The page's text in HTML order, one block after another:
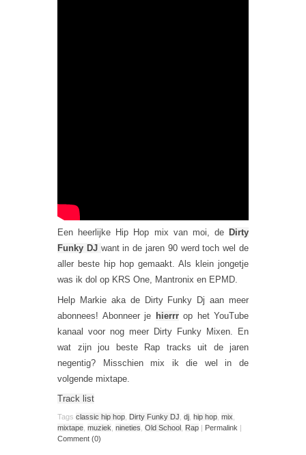
Een heerlijke Hip Hop mix van moi, de Dirty
Funky DJ want in de jaren 90 werd toch wel de
aller beste hip hop gemaakt. Als klein jongetje
was ik dol op KRS One, Mantronix en EPMD.
Help Markie aka de Dirty Funky Dj aan meer
abonnees! Abonneer je hierrrop het YouTube
kanaal voor nog meer Dirty Funky Mixen. En
wat zijn jou beste Rap tracks uit de jaren
negentig? Misschien mix ik die wel in de
volgende mixtape.
Track list
Tags classic hip hop Dirty Funky DJ dj hip hop mix
mixtape muziek nineties Old School Rap | Permalink |
Comment (0)